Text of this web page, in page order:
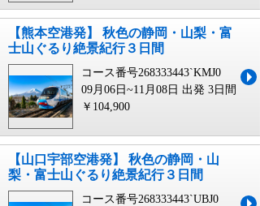
【熊本空港発】 秋色の静岡・山梨・富
士山ぐるり絶景紀行３日間
コース番号268333443`KMJ0
09月06日~11月08日 出発 3日間
￥104,900
【山口宇部空港発】 秋色の静岡・山
梨・富士山ぐるり絶景紀行３日間
コース番号268333443`UBJ0